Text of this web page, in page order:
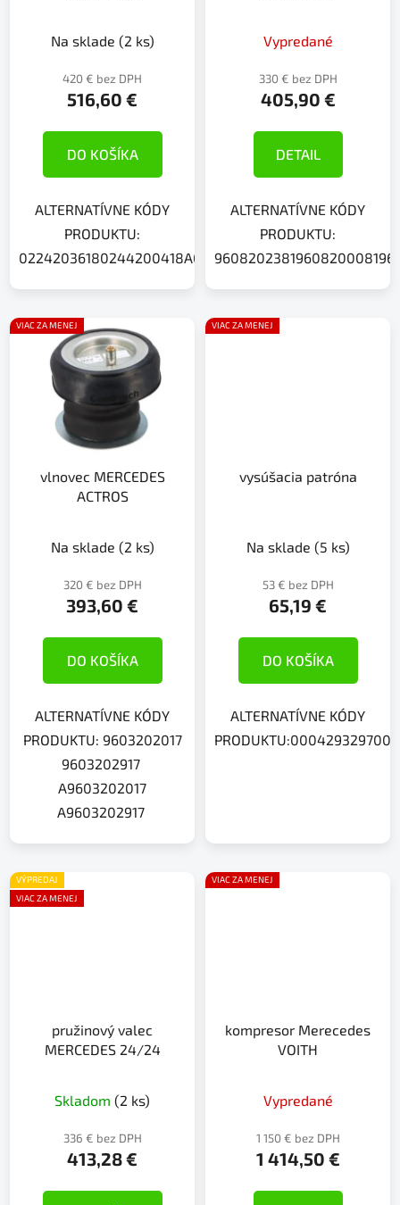
Na sklade (2 ks)
420 € bez DPH
516,60 €
DO KOŠÍKA
ALTERNATÍVNE KÓDY
PRODUKTU:
Vypredané
330 € bez DPH
405,90 €
DETAIL
ALTERNATÍVNE KÓDY
PRODUKTU:
VIAC ZA MENEJ
vlnovec MERCEDES
ACTROS
Na sklade (2 ks)
320 € bez DPH
393,60 €
DO KOŠÍKA
ALTERNATÍVNE KÓDY
PRODUKTU: 9603202017
9603202917
A9603202017
A9603202917
VIAC ZA MENEJ
vysúšacia patróna
Na sklade (5 ks)
53 € bez DPH
65,19 €
DO KOŠÍKA
ALTERNATÍVNE KÓDY
VÝPREDAJ
VIAC ZA MENEJ
pružinový valec
MERCEDES 24/24
Skladom (2 ks)
336 € bez DPH
413,28 €
VIAC ZA MENEJ
kompresor Merecedes
VOITH
Vypredané
1 150 € bez DPH
1 414,50 €